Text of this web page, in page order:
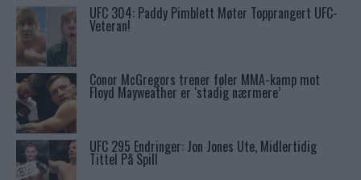
UFC 304: Paddy Pimblett Møter Topprangert UFC-
Veteran!
Conor McGregors trener føler MMA-kamp mot
Floyd Mayweather er ‘stadig nærmere’
UFC 295 Endringer: Jon Jones Ute, Midlertidig
Tittel På Spill